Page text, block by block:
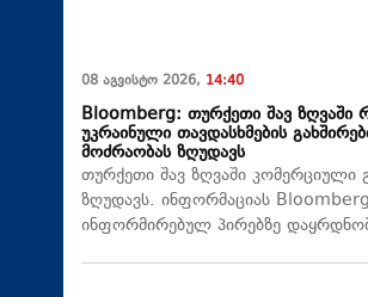
08 აგვისტო 2026, 14:40
Bloomberg: თურქეთი შავ ზღვაში
უკრაინული თავდასხმების
მოძრაობას ზღუდავს
თურქეთი შავ ზღვაში კომერციული
ზღუდავს. ინფორმაციას
ინფორმირებულ პირებზე